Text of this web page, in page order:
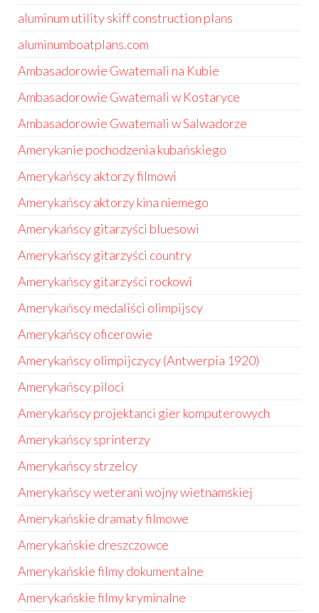
aluminum utility skiff construction plans
aluminumboatplans.com
Ambasadorowie Gwatemali na Kubie
Ambasadorowie Gwatemali w Kostaryce
Ambasadorowie Gwatemali w Salwadorze
Amerykanie pochodzenia kubańskiego
Amerykańscy aktorzy filmowi
Amerykańscy aktorzy kina niemego
Amerykańscy gitarzyści bluesowi
Amerykańscy gitarzyści country
Amerykańscy gitarzyści rockowi
Amerykańscy medaliści olimpijscy
Amerykańscy oficerowie
Amerykańscy olimpijczycy (Antwerpia 1920)
Amerykańscy piloci
Amerykańscy projektanci gier komputerowych
Amerykańscy sprinterzy
Amerykańscy strzelcy
Amerykańscy weterani wojny wietnamskiej
Amerykańskie dramaty filmowe
Amerykańskie dreszczowce
Amerykańskie filmy dokumentalne
Amerykańskie filmy kryminalne